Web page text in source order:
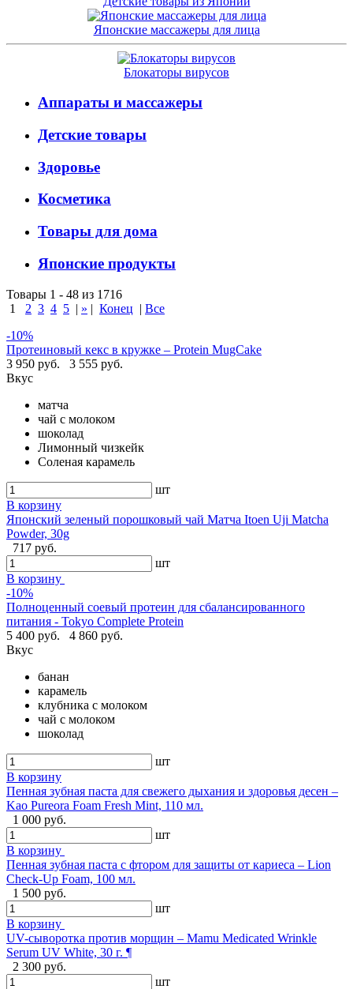
Японские массажеры для лица
Блокаторы вирусов
Аппараты и массажеры
Детские товары
Здоровье
Косметика
Товары для дома
Японские продукты
Товары 1 - 48 из 1716
1
2 3 4 5 | » | Конец | Все
-10%
Протеиновый кекс в кружке – Protein MugCake
3 950 руб.
3 555 руб.
Вкус
матча
чай с молоком
шоколад
Лимонный чизкейк
Соленая карамель
шт
В корзину
Японский зеленый порошковый чай Матча Itoen Uji Matcha
Powder, 30g
717 руб.
шт
В корзину
-10%
Полноценный соевый протеин для сбалансированного
питания - Tokyo Complete Protein
5 400 руб.
4 860 руб.
Вкус
банан
карамель
клубника с молоком
чай с молоком
шоколад
шт
В корзину
Пенная зубная паста для свежего дыхания и здоровья десен –
Kao Pureora Foam Fresh Mint, 110 мл.
1 000 руб.
шт
В корзину
Пенная зубная паста с фтором для защиты от кариеса – Lion
Check-Up Foam, 100 мл.
1 500 руб.
шт
В корзину
UV-сыворотка против морщин – Mamu Medicated Wrinkle
Serum UV White, 30 г. ¶
2 300 руб.
шт